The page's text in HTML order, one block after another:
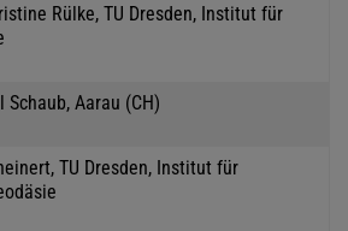
Rülke, TU Dresden, Institut für
Schaub, Aarau (CH)
TU Dresden, Institut für